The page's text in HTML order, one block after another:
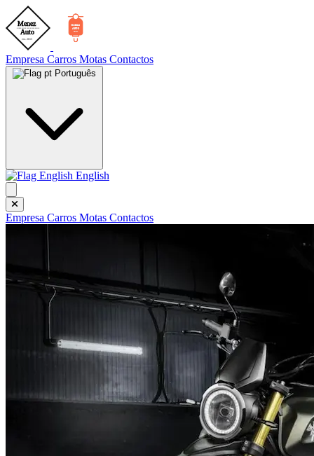
Empresa Carros Motas Contactos
Português
English
Empresa Carros Motas Contactos